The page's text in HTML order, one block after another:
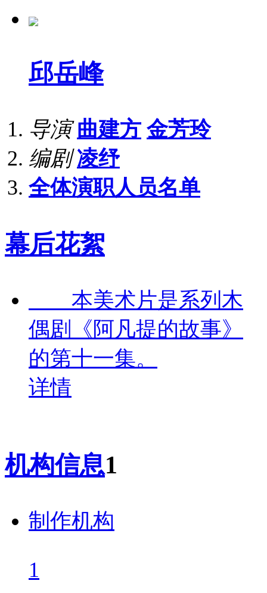
邱岳峰
导演 曲建方 金芳玲
编剧 凌纾
全体演职人员名单
幕后花絮
本美术片是系列木
偶剧《阿凡提的故事》
的第十一集。
详情
机构信息1
制作机构
1